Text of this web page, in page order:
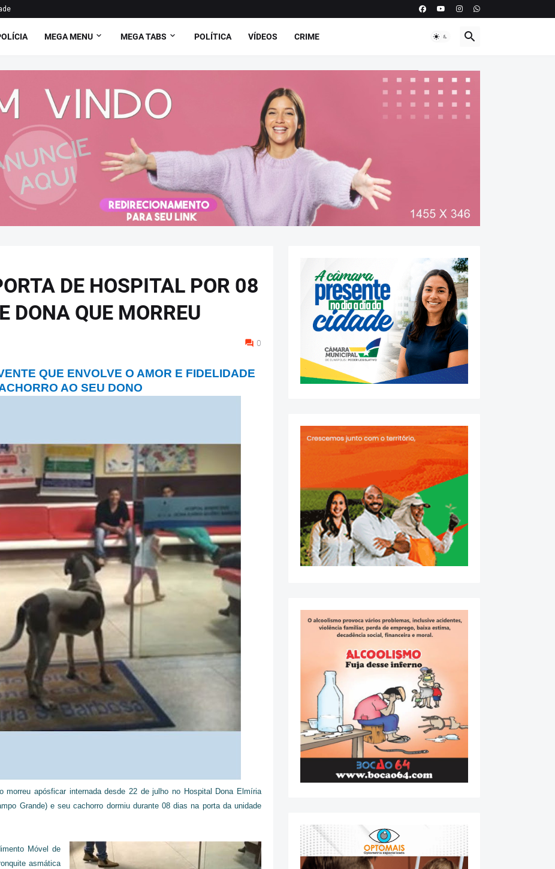
MEGA MENU MEGA TABS POLÍTICA VÍDEOS CRIME
DE HOSPITAL POR 08
DONA QUE MORREU
0
QUE ENVOLVE O AMOR E FIDELIDADE
AO SEU DONO
morreu apósficar internada desde 22 de julho no Hospital Dona Elmíria
Grande) e seu cachorro dormiu durante 08 dias na porta da unidade
Móvel de
asmática